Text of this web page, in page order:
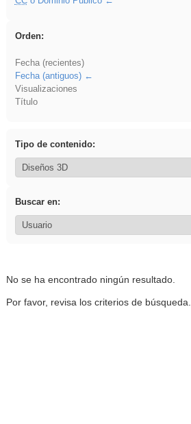
Orden:
Fecha (recientes)
Fecha (antiguos)
Visualizaciones
Título
Tipo de contenido:
Buscar en:
No se ha encontrado ningún resultado.
Por favor, revisa los criterios de búsqueda.